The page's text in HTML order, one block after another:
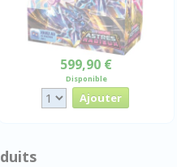
599,90 €
Disponible